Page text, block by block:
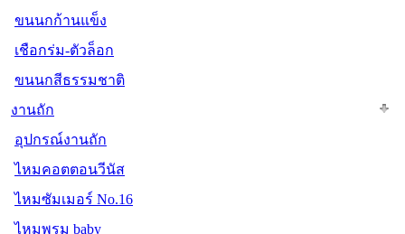
ขนนกก้านแข็ง
เชือกร่ม-ตัวล็อก
ขนนกสีธรรมชาติ
งานถัก
อุปกรณ์งานถัก
ไหมคอตตอนวีนัส
ไหมซัมเมอร์ No.16
ไหมพรม baby